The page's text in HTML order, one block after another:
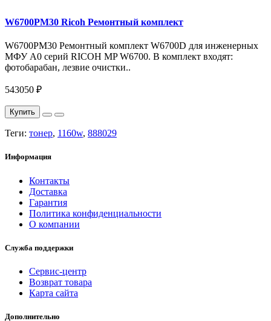
W6700PM30 Ricoh Ремонтный комплект
W6700PM30 Ремонтный комплект W6700D для инженерных
МФУ A0 серий RICOH MP W6700. В комплект входят:
фотобарабан, лезвие очистки..
543050 ₽
Купить
Теги: тонер, 1160w, 888029
Информация
Контакты
Доставка
Гарантия
Политика конфиденциальности
О компании
Служба поддержки
Сервис-центр
Возврат товара
Карта сайта
Дополнительно